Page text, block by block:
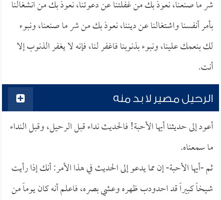
شر ما صنعنا، نعوذ بك من غفلتنا عن دعوتنا، نعوذ بك من انشغالنا
بأمر أنفسنا واشتغالنا عن ديننا، نعوذ بك من شر ما صنعنا، ونبوء
لك بنعمك علينا، ونبوء بذنوبنا فاغفر لنا، فإنه لا يغفر الذنوب إلا
أنت.
الرحيل مصير لا بد منه
أعود إلى حديثنا أيها الأحبة! فالحديث نداء قبل الرحيل، وقبل النداء
ما سمعناه.
ثم -أيها الأحبة- إن مما يدعو إلى الحديث في هذا الأمر: أنك إذا رأيت
شيخاً كبيراً قد احدودب ظهره وعشي بصره، فاعلم أنه كان يوماً من